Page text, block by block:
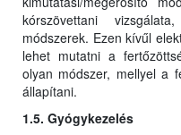
kórszövettani
módszerek. Ezen kívűl
lehet mutatni a
olyan módszer, mellyel a
állapítani.
1.5. Gyógykezelés